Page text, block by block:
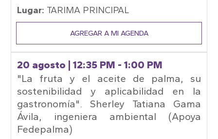
Lugar: TARIMA PRINCIPAL
AGREGAR A MI AGENDA
20 agosto | 12:35 PM - 1:00 PM
"La fruta y el aceite de palma, su
sostenibilidad y aplicabilidad en la
gastronomía". Sherley Tatiana Gama
Ávila, ingeniera ambiental (Apoya
Fedepalma)